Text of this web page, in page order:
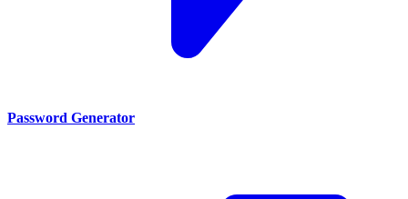
Password Generator